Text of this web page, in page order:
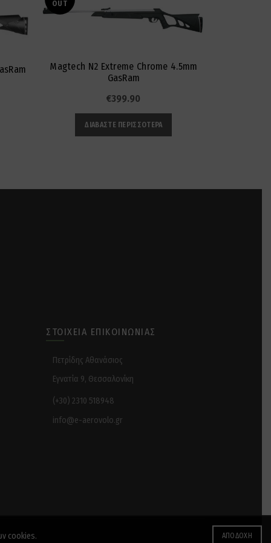
OUT
Magtech N2 Extreme Chrome 4.5mm
GasRam
€399.90
ΔΙΑΒΆΣΤΕ ΠΕΡΙΣΣΌΤΕΡΑ
ΣΤΟΙΧΕΊΑ ΕΠΙΚΟΙΝΩΝΊΑΣ
Πετρίδης Αθανάσιος
Εγνατία 9, Θεσσαλονίκη
(+30) 2310 518948
info@e-aerovolo.gr
cookies. ΑΠΟΔΟΧΉ